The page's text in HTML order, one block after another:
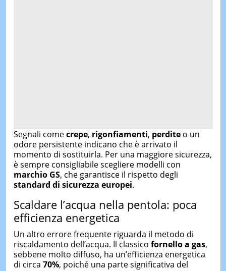
Segnali comecrepe, rigonfiamenti, perditeo un
odore persistente indicano che è arrivato il
momento di sostituirla. Per una maggiore sicurezza,
è sempre consigliabile scegliere modelli con
marchio GS, che garantisce il rispetto degli
standard di sicurezza europei.
Scaldare l’acqua nella pentola: poca
efficienza energetica
Un altro errore frequente riguarda il metodo di
riscaldamento dell’acqua. Il classico fornello a gas,
sebbene molto diffuso, ha un’efficienza energetica
di circa 70%, poiché una parte significativa del